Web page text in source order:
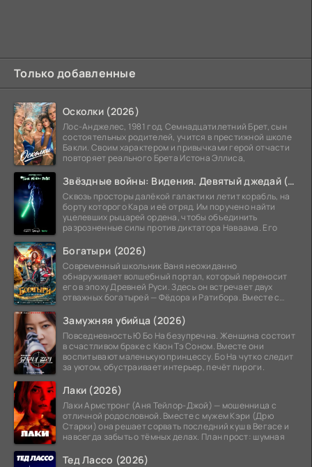
Только добавленные
Осколки (2026)
Лос-Анджелес, 1981 год. Семнадцатилетний Брет, сын
состоятельных родителей, учится в престижной школе
Бакли. Своим характером и привычками герой отчасти
повторяет реального Брета Истона Эллиса,
Звёздные войны: Видения. Девятый джедай (2026)
Сквозь просторы далёкой галактики летит корабль, на
борту которого Кара и её отряд. Им поручено найти
уцелевших рыцарей ордена, чтобы объединить
разрозненные силы против диктатора Наваама. Его
Богатыри (2026)
Современный школьник Ваня неожиданно
обнаруживает волшебный портал, который переносит
его в эпоху Древней Руси. Здесь он встречает двух
отважных богатырей — Фёдора и Ратибора. Вместе с
Замужняя убийца (2026)
Повседневность Ю Бо На безупречна. Женщина состоит
в счастливом браке с Квон Тэ Соном. Вместе они
воспитывают маленькую принцессу. Бо На чутко следит
за уютом, обустраивает интерьер, печёт пироги.
Лаки (2026)
Лаки Армстронг (Аня Тейлор-Джой) — мошенница с
отличной родословной. Вместе с мужем Кэри (Дрю
Старки) она решает сорвать последний куш в Вегасе и
навсегда забыть о тёмных делах. План прост: шумная
Тед Лассо (2026)